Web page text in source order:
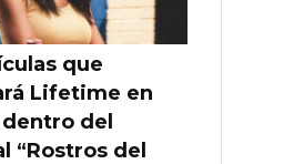
que
Lifetime en
del
“Rostros del